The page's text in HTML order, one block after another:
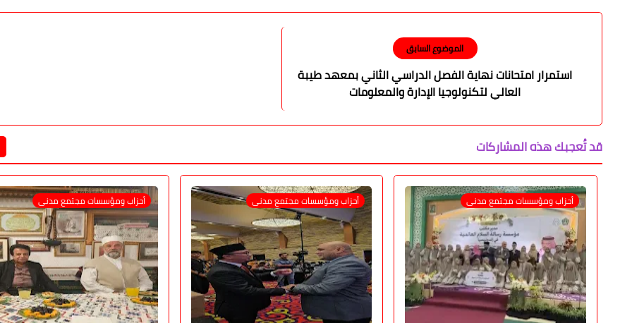
الموضوع السابق
استمرار امتحانات نهاية الفصل الدراسي الثاني بمعهد طيبة
العالي لتكنولوجيا الإدارة والمعلومات
قد تُعجبك هذه المشاركات
أحزاب ومؤسسات مجتمع مدنى أحزاب ومؤسسات مجتمع مدنى أحزاب ومؤسسات مجتمع مدنى